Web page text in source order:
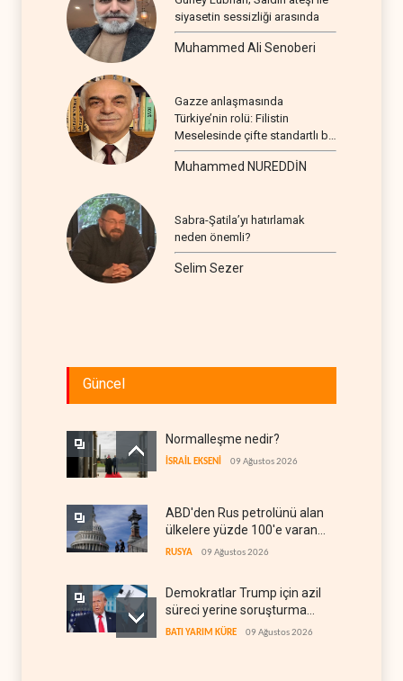
siyasetin sessizliği arasında
Muhammed Ali Senoberi
Gazze anlaşmasında
Türkiye’nin rolü: Filistin
Meselesinde çifte standartlı bir
seyir
Muhammed NUREDDİN
Sabra-Şatila’yı hatırlamak
neden önemli?
Selim Sezer
Güncel
Normalleşme nedir?
İSRAİL EKSENİ 09 Ağustos 2026
ABD'den Rus petrolünü alan
ülkelere yüzde 100'e varan
gümrük vergisi
RUSYA 09 Ağustos 2026
Demokratlar Trump için azil
süreci yerine soruşturma
hazırlıyor
BATI YARIM KÜRE 09 Ağustos 2026